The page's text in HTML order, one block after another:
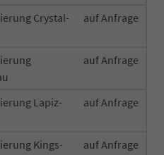
Crystal-
auf Anfrage
auf Anfrage
Lapiz-
auf Anfrage
Kings-
auf Anfrage